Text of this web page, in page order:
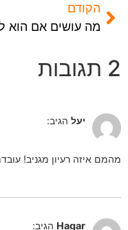
הקודם
2 תגובות
יעל הגיב:
מהמם איזה רעיון מגניב!
Hagar הגיב: